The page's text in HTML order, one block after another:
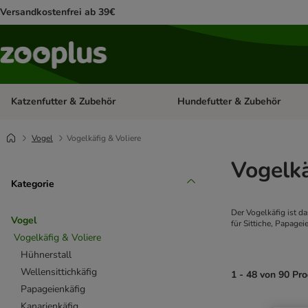
Versandkostenfrei ab 39€
Katzenfutter & Zubehör Kategorie-Menü öffnen:
Hundefutter & Zubehör
Vogel Vogelkäfig & Voliere
Kategorie
Vogel
Vogelkäfig & Voliere
Hühnerstall
Wellensittichkäfig
Papageienkäfig
Der Vogelkäfig ist
für Sittiche,
1 - 48 von 90